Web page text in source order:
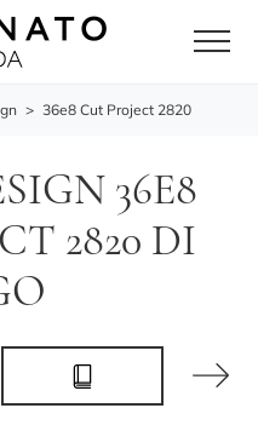
> 36e8 Cut Project 2820
36E8
2820 DI